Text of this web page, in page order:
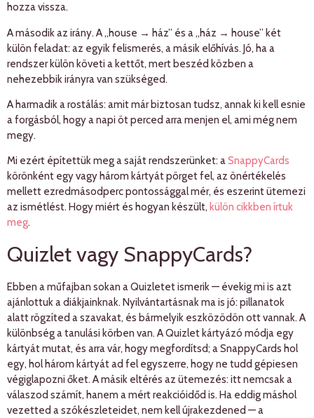
hozza vissza.
A második az irány. A „house → ház” és a „ház → house” két
külön feladat: az egyik felismerés, a másik előhívás. Jó, ha a
rendszer külön követi a kettőt, mert beszéd közben a
nehezebbik irányra van szükséged.
A harmadik a rostálás: amit már biztosan tudsz, annak ki kell esnie
a forgásból, hogy a napi öt perced arra menjen el, ami még nem
megy.
Mi ezért építettük meg a saját rendszerünket: aSnappyCards
körönként egy vagy három kártyát pörget fel, az önértékelés
mellett ezredmásodperc pontossággal mér, és eszerint ütemezi
az ismétlést. Hogy miért és hogyan készült, külön cikkben írtuk
meg.
Quizlet vagy SnappyCards?
Ebben a műfajban sokan a Quizletet ismerik — évekig mi is azt
ajánlottuk a diákjainknak. Nyilvántartásnak ma is jó: pillanatok
alatt rögzíted a szavakat, és bármelyik eszközödön ott vannak. A
különbség a tanulási körben van. A Quizlet kártyázó módja egy
kártyát mutat, és arra vár, hogy megfordítsd; a SnappyCards hol
egy, hol három kártyát ad fel egyszerre, hogy ne tudd gépiesen
végiglapozni őket. A másik eltérés az ütemezés: itt nemcsak a
válaszod számít, hanem a mért reakcióidőd is. Ha eddig máshol
vezetted a szókészleteidet, nem kell újrakezdened — a